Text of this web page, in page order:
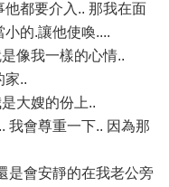
他都要介入.. 那我在面
的.讓他使喚....
像我一樣的心情..
家..
大嫂的份上..
我會尊重一下.. 因為那
是會安靜的在我老公旁